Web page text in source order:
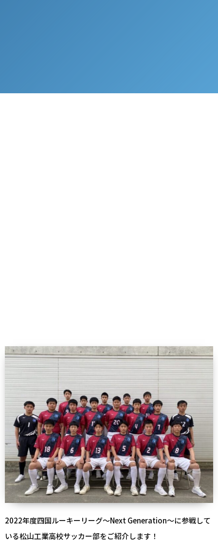
2022年度四国ルーキーリーグ～Next Generation～に参戦して
いる松山工業高校サッカー部をご紹介します！